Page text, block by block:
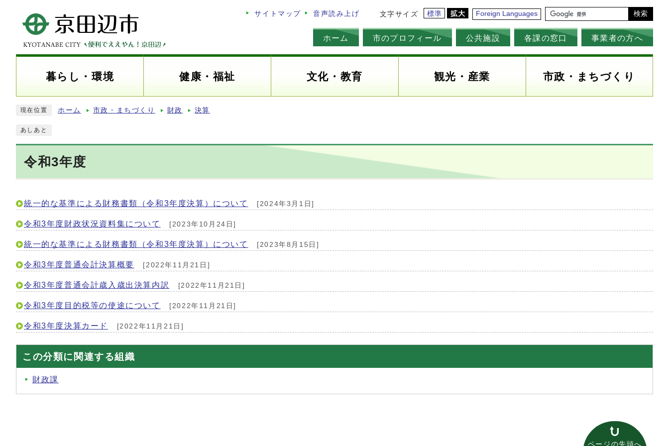
サイトマップ 音声読み上げ 文字サイズ 標準 拡大 Foreign Languages 検索
ホーム 市のプロフィール 公共施設 各課の窓口 事業者の方へ
暮らし・環境 健康・福祉 文化・教育 観光・産業 市政・まちづくり
現在位置 ホーム 市政・まちづくり 財政 決算
あしあと
令和3年度
統一的な基準による財務書類（令和3年度決算）について [2024年3月1日]
令和3年度財政状況資料集について [2023年10月24日]
統一的な基準による財務書類（令和3年度決算）について [2023年8月15日]
令和3年度普通会計決算概要 [2022年11月21日]
令和3年度普通会計歳入歳出決算内訳 [2022年11月21日]
令和3年度目的税等の使途について [2022年11月21日]
令和3年度決算カード [2022年11月21日]
この分類に関連する組織
財政課
ページの先頭へ